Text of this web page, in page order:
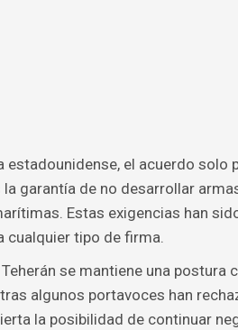
estadounidense, el acuerdo
garantía de no desarrollar
Estas exigencias han
cualquier tipo de firma.
se mantiene una postura
algunos portavoces han
la posibilidad de continuar